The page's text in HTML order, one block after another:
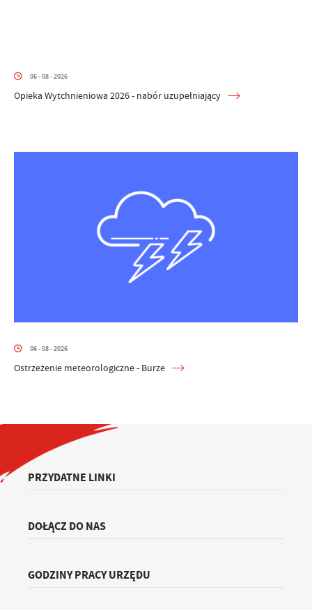
06 - 08 - 2026
Opieka Wytchnieniowa 2026 - nabór uzupełniający
06 - 08 - 2026
Ostrzeżenie meteorologiczne - Burze
PRZYDATNE LINKI
DOŁĄCZ DO NAS
GODZINY PRACY URZĘDU